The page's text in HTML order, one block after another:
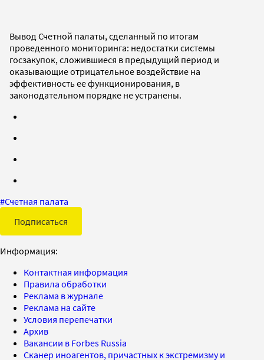
Вывод Счетной палаты, сделанный по итогам
проведенного мониторинга: недостатки системы
госзакупок, сложившиеся в предыдущий период и
оказывающие отрицательное воздействие на
эффективность ее функционирования, в
законодательном порядке не устранены.
#Счетная палата
Подписаться
Информация:
Контактная информация
Правила обработки
Реклама в журнале
Реклама на сайте
Условия перепечатки
Архив
Вакансии в Forbes Russia
Сканер иноагентов, причастных к экстремизму и